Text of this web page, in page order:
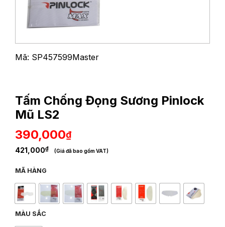
Mã: SP457599Master
Tấm Chống Đọng Sương Pinlock
Mũ LS2
390,000₫
421,000₫ (Giá đã bao gồm VAT)
MÃ HÀNG
MÀU SẮC